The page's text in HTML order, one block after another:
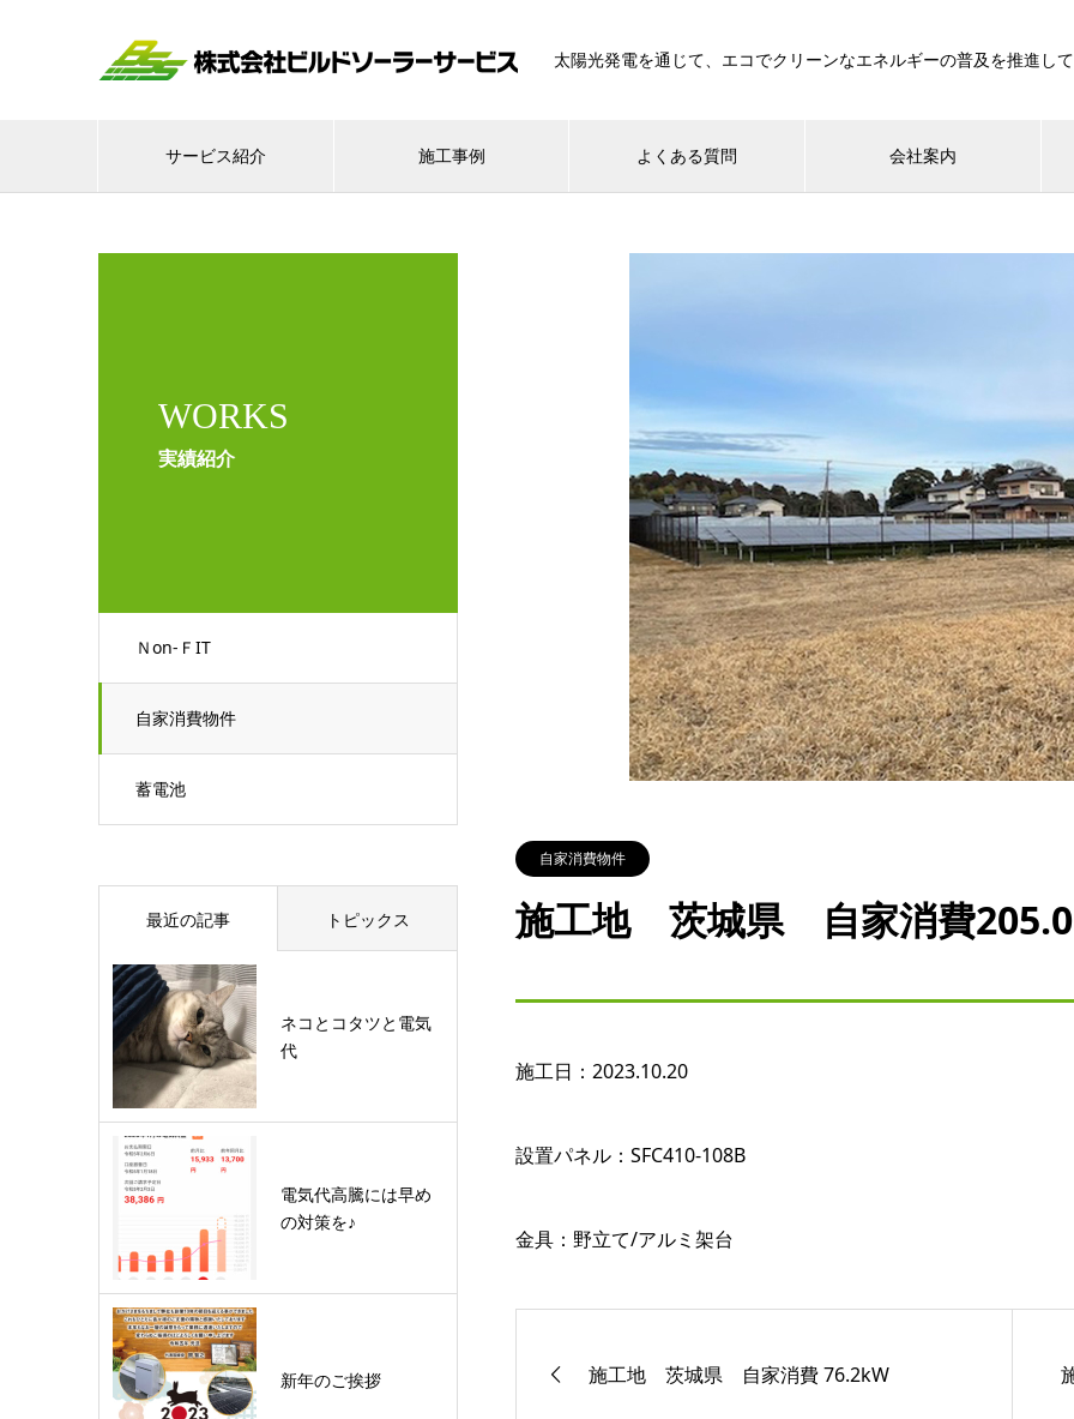
太陽光発電を通じて、エコでクリーンなエネルギーの普及を推進し
サービス紹介 施工事例 よくある質問 会社案内
WORKS
実績紹介
Ｎon-ＦIT
自家消費物件
蓄電池
自家消費物件
施工地 茨城県 自家消費
施工日： 2023.10.20
設置パネル： SFC410-108B
金具：野立て/アルミ架台
施工地 茨城県 自家消費 76.2kW
最近の記事 トピックス
ネコとコタツと電気
代
電気代高騰には早め
の対策を♪
新年のご挨拶